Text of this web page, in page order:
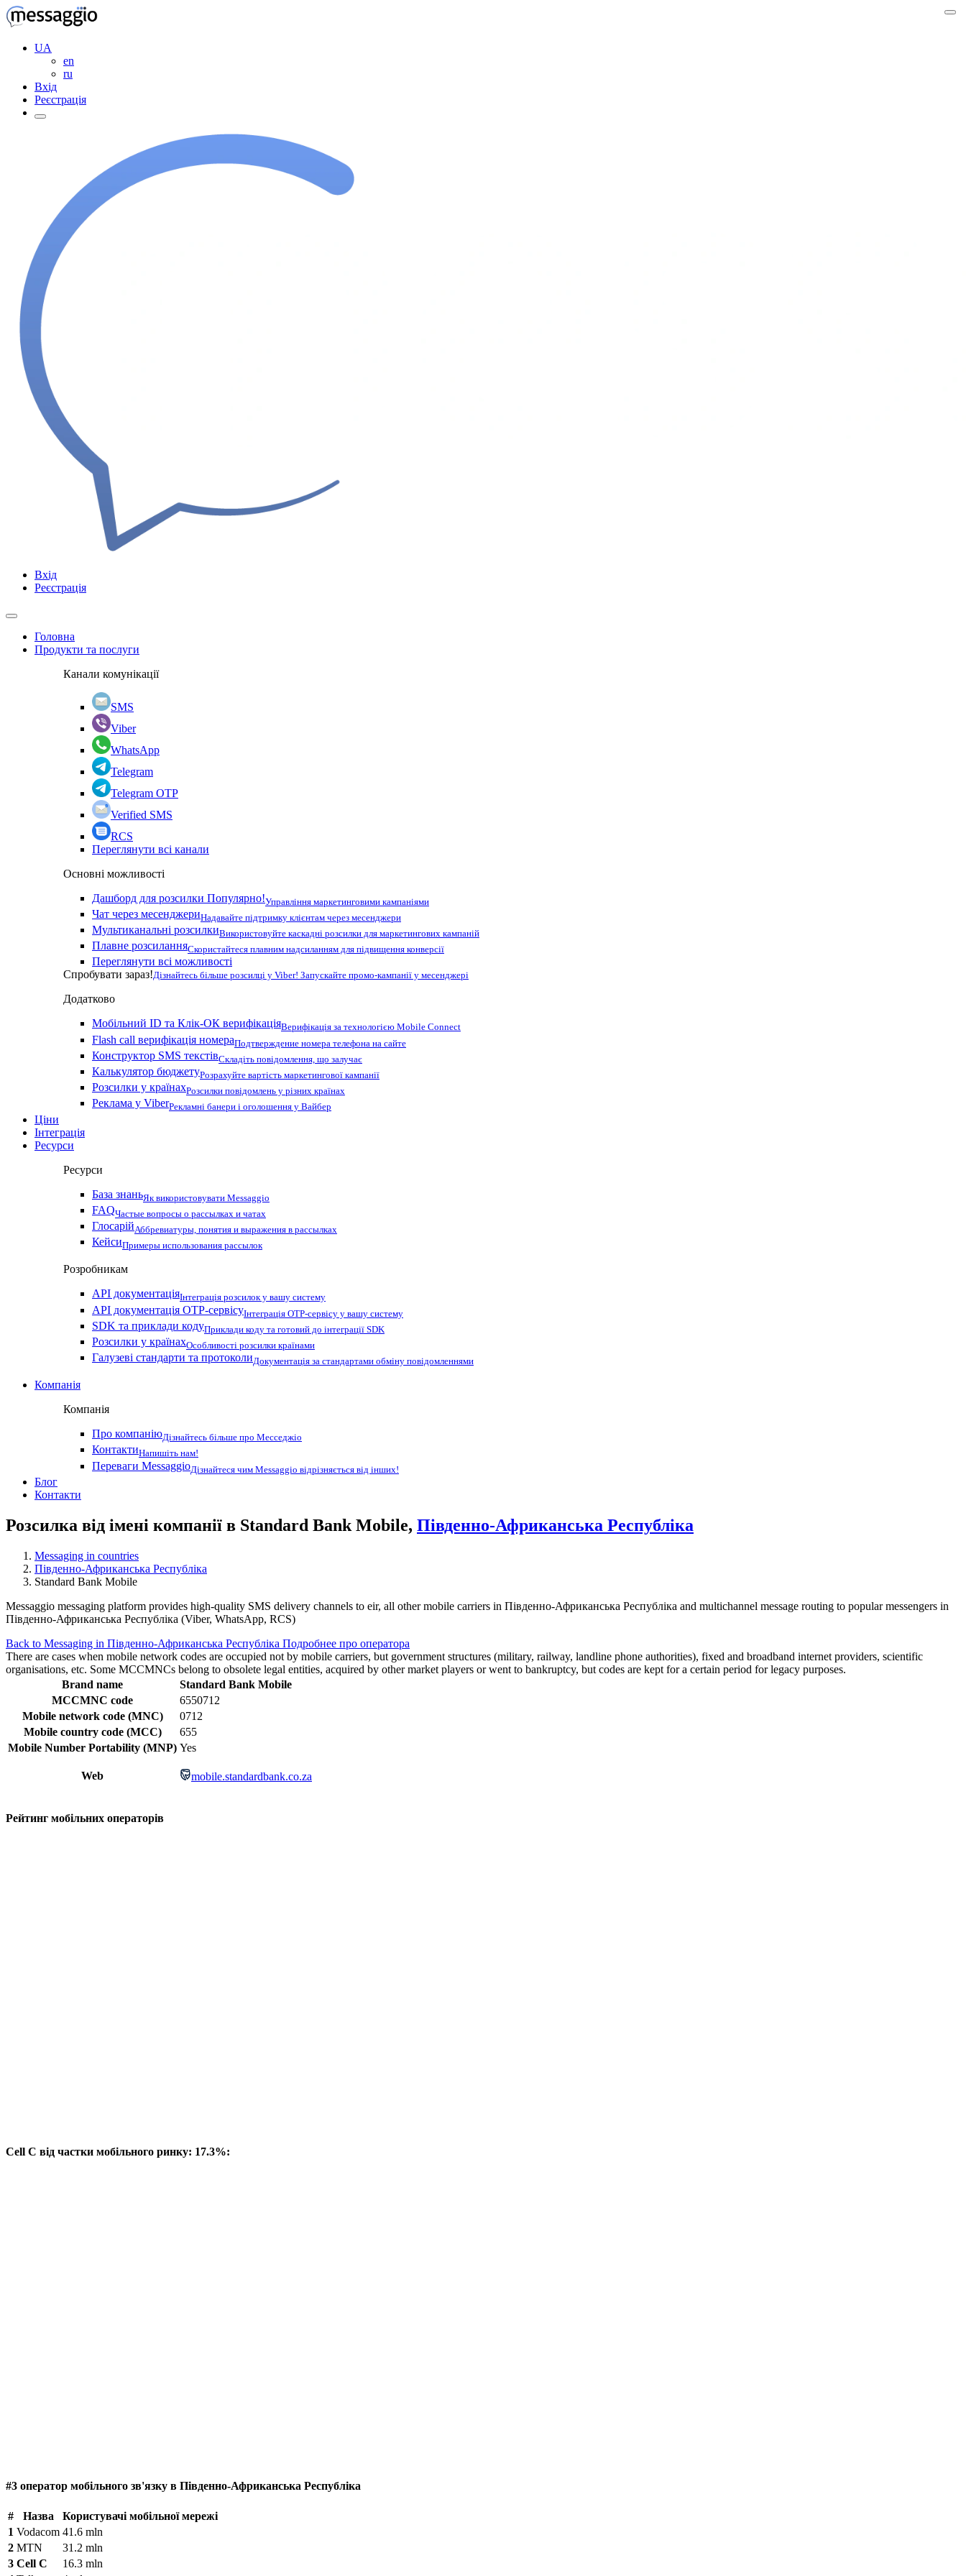
UA
en
ru
Вхід
Реєстрація
Вхід
Реєстрація
Головна
Продукти та послуги
Канали комунікації
SMS
Viber
WhatsApp
Telegram
Telegram OTP
Verified SMS
RCS
Переглянути всі канали
Основні можливості
Дашборд для розсилки Популярно!Управління маркетинговими кампаніями
Чат через месенджериНадавайте підтримку клієнтам через месенджери
Мультиканальні розсилкиВикористовуйте каскадні розсилки для маркетингових кампаній
Плавне розсиланняСкористайтеся плавним надсиланням для підвищення конверсії
Переглянути всі можливості
Спробувати зараз!Дізнайтесь більше розсилці у Viber! Запускайте промо-кампанії у месенджері
Додатково
Мобільний ID та Клік-ОК верифікаціяВерифікація за технологією Mobile Connect
Flash call верифікація номераПодтверждение номера телефона на сайте
Конструктор SMS текстівСкладіть повідомлення, що залучає
Калькулятор бюджетуРозрахуйте вартість маркетингової кампанії
Розсилки у країнахРозсилки повідомлень у різних країнах
Реклама у ViberРекламні банери і оголошення у Вайбер
Ціни
Інтеграція
Ресурси
Ресурси
База знаньЯк використовувати Messaggio
FAQЧастые вопросы о рассылках и чатах
ГлосарійАббревиатуры, понятия и выражения в рассылках
КейсиПримеры использования рассылок
Розробникам
API документаціяІнтеграція розсилок у вашу систему
API документація OTP-сервісуІнтеграція OTP-сервісу у вашу систему
SDK та приклади кодуПриклади коду та готовий до інтеграції SDK
Розсилки у країнахОсобливості розсилки країнами
Галузеві стандарти та протоколиДокументація за стандартами обміну повідомленнями
Компанія
Компанія
Про компаніюДізнайтесь більше про Месседжіо
КонтактиНапишіть нам!
Переваги MessaggioДізнайтеся чим Messaggio відрізняється від інших!
Блог
Контакти
Розсилка від імені компанії в Standard Bank Mobile, Південно-Африканська Республіка
Messaging in countries
Південно-Африканська Республіка
Standard Bank Mobile
Messaggio messaging platform provides high-quality SMS delivery channels to eir, all other mobile carriers in Південно-Африканська Республіка and multichannel message routing to popular messengers in
Південно-Африканська Республіка (Viber, WhatsApp, RCS)
Back to Messaging in Південно-Африканська Республіка Подробнее про оператора
There are cases when mobile network codes are occupied not by mobile carriers, but government structures (military, railway, landline phone authorities), fixed and broadband internet providers, scientific
organisations, etc. Some MCCMNCs belong to obsolete legal entities, acquired by other market players or went to bankruptcy, but codes are kept for a certain period for legacy purposes.
Brand name
Standard Bank Mobile
MCCMNC code
6550712
Mobile network code (MNC)
0712
Mobile country code (MCC)
655
Mobile Number Portability (MNP) Yes
Web mobile.standardbank.co.za
Рейтинг мобільних операторів
Cell C від частки мобільного ринку: 17.3%:
#3 оператор мобільного зв'язку в Південно-Африканська Республіка
# Назва
Користувачі мобільної мережі
1 Vodacom 41.6 mln
2 MTN
31.2 mln
3 Cell C
16.3 mln